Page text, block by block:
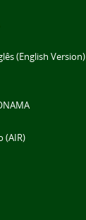
(English Version)
(AIR)